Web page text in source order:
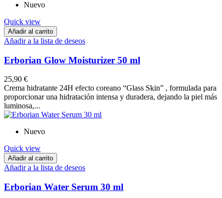
Nuevo
Quick view
Añadir al carrito
Añadir a la lista de deseos
Erborian Glow Moisturizer 50 ml
25,90 €
Crema hidratante 24H efecto coreano “Glass Skin” , formulada para
proporcionar una hidratación intensa y duradera, dejando la piel más
luminosa,...
Nuevo
Quick view
Añadir al carrito
Añadir a la lista de deseos
Erborian Water Serum 30 ml